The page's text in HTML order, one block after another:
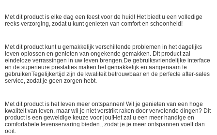
Met dit product is elke dag een feest voor de huid! Het biedt u een volledige
reeks verzorging, zodat u kunt genieten van comfort en schoonheid!
Met dit product kunt u gemakkelijk verschillende problemen in het dagelijks
leven oplossen en genieten van ongekende gemakken. Dit product zal
eindeloze verrassingen in uw leven brengen.De gebruiksvriendelijke interface
en de superieure prestaties maken het gemakkelijk en aangenaam te
gebruikenTegelijkertijd zijn de kwaliteit betrouwbaar en de perfecte after-sales
service, zodat je geen zorgen hebt.
Met dit product is het leven meer ontspannen! Wil je genieten van een hoge
kwaliteit van leven, maar wil je niet verstrikt raken door vervelende dingen? Dit
product is een geweldige keuze voor jou!Het zal u een meer handige en
comfortabele levenservaring bieden., zodat je je meer ontspannen voelt dan
ooit.